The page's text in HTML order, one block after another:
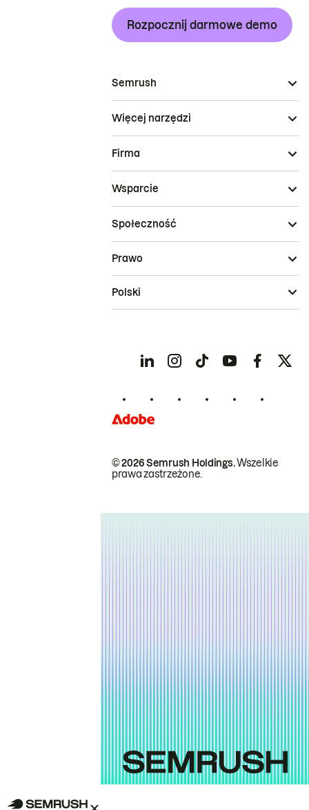
Rozpocznij darmowe demo
Semrush
Więcej narzędzi
Firma
Wsparcie
Społeczność
© 2026 Semrush Holdings.Wszelkie
prawa zastrzeżone.
Prawo
Polski